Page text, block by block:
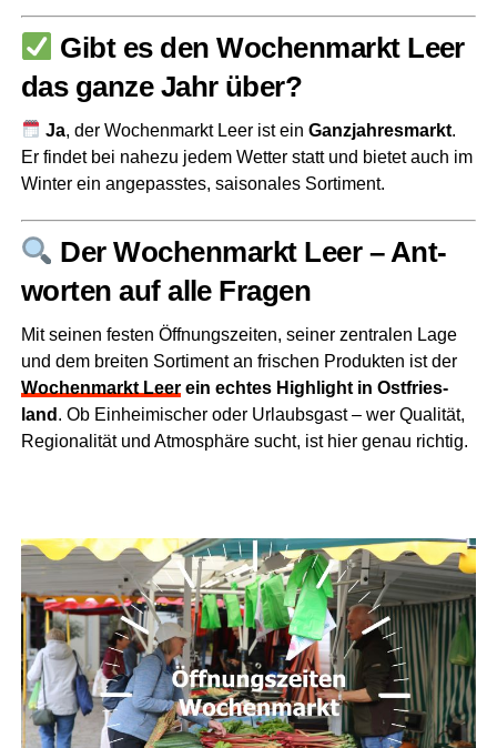
Gibt es den Wochen­markt Leer
das gan­ze Jahr über?
Ja, der Wochen­markt Leer ist ein Ganz­jah­res­markt.
Er fin­det bei nahe­zu jedem Wet­ter statt und bie­tet auch im
Win­ter ein ange­pass­tes, sai­so­na­les Sortiment.
Der Wochen­markt Leer – Ant­
wor­ten auf alle Fragen
Mit sei­nen fes­ten Öff­nungs­zei­ten, sei­ner zen­tra­len Lage
und dem brei­ten Sor­ti­ment an fri­schen Pro­duk­ten ist der
Wochen­markt Leerein ech­tes High­light in Ost­fries­
land . Ob Ein­hei­mi­scher oder Urlaubs­gast – wer Qua­li­tät,
Regio­na­li­tät und Atmo­sphä­re sucht, ist hier genau richtig.